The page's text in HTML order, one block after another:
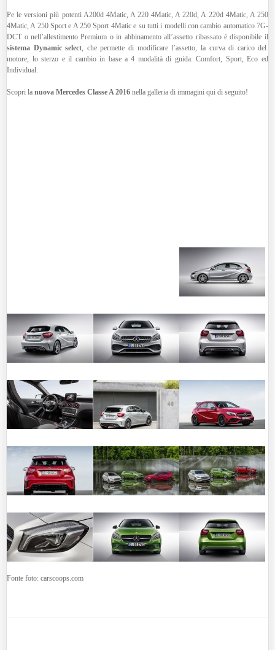
Pe le versioni più potenti A200d 4Matic, A 220 4Matic, A 220d, A 220d 4Matic, A 250
4Matic, A 250 Sport e A 250 Sport 4Matic e su tutti i modelli con cambio automatico 7G-
DCT o nell’allestimento Premium o in abbinamento all’assetto ribassato è disponibile il
sistema Dynamic select , che permette di modificare l’assetto, la curva di carico del
motore, lo sterzo e il cambio in base a 4 modalità di guida: Comfort, Sport, Eco ed
Individual.
Scopri lanuova Mercedes Classe A 2016 nella galleria di immagini qui di seguito!
Fonte foto: carscoops.com